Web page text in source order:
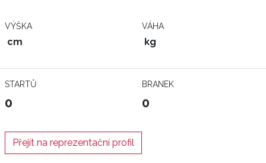
VÝŠKA
cm
VÁHA
kg
STARTŮ
0
BRANEK
0
Přejít na reprezentační profil